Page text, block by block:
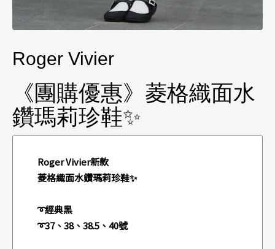
Roger Vivier
《團購優惠》菱格織面水
鑽瑪莉珍鞋✨
Roger Vivier新款
菱格織面水鑽瑪莉珍鞋✨
➰經典黑
➰37、38、38.5、40號